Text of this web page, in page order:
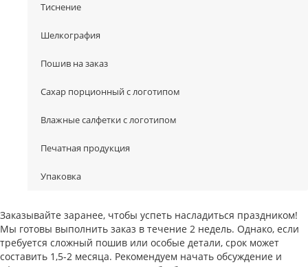
Тиснение
Шелкография
Пошив на заказ
Сахар порционный с логотипом
Влажные салфетки с логотипом
Печатная продукция
Упаковка
Заказывайте заранее, чтобы успеть насладиться праздником!
Мы готовы выполнить заказ в течение 2 недель. Однако, если
требуется сложный пошив или особые детали, срок может
составить 1,5-2 месяца. Рекомендуем начать обсуждение и